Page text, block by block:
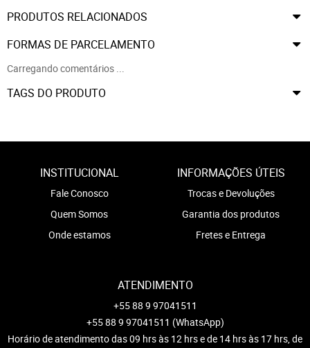
PRODUTOS RELACIONADOS
FORMAS DE PARCELAMENTO
Carregando comentários ...
TAGS DO PRODUTO
INSTITUCIONAL
Fale Conosco
Quem Somos
Onde estamos
INFORMAÇÕES ÚTEIS
Trocas e Devoluções
Garantia dos produtos
Fretes e Entrega
ATENDIMENTO
+55 88 9 97041511
+55 88 9 97041511 (WhatsApp)
Horário de atendimento das 09 hrs às 12 hrs e de 14 hrs às 17 hrs, de